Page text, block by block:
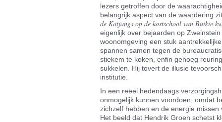
lezers getroffen door de
belangrijk aspect van de waardering
de Katjangs op de kostschool van Buikie
eigenlijk over bejaarden op
woonomgeving een stuk
spannen samen tegen de
stiekem te koken, enfin genoeg
sukkelen. Hij tovert de illusie
institutie.
In een reëel hedendaags
onmogelijk kunnen voordoen, omdat
zichzelf hebben en de energie
Het beeld dat Hendrik Groen schetst